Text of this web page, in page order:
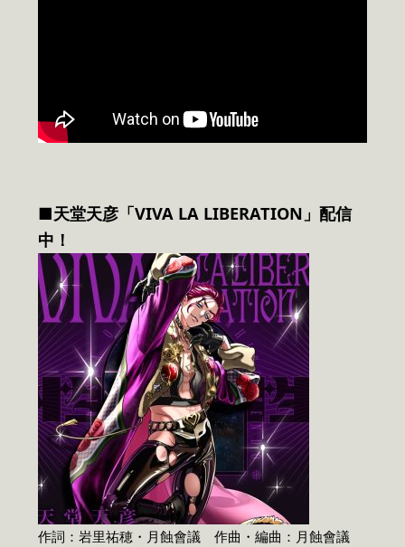
■天堂天彦「VIVA LA LIBERATION」配信
中！
作詞：岩里祐穂・月蝕會議 作曲・編曲：月蝕會議